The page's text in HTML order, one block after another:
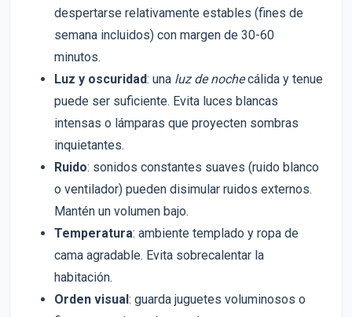
despertarse relativamente estables (fines de
semana incluidos) con margen de 30-60
minutos.
Luz y oscuridad: una luz de nochecálida y tenue
puede ser suficiente. Evita luces blancas
intensas o lámparas que proyecten sombras
inquietantes.
Ruido: sonidos constantes suaves (ruido blanco
o ventilador) pueden disimular ruidos externos.
Mantén un volumen bajo.
Temperatura: ambiente templado y ropa de
cama agradable. Evita sobrecalentar la
habitación.
Orden visual : guarda juguetes voluminosos o